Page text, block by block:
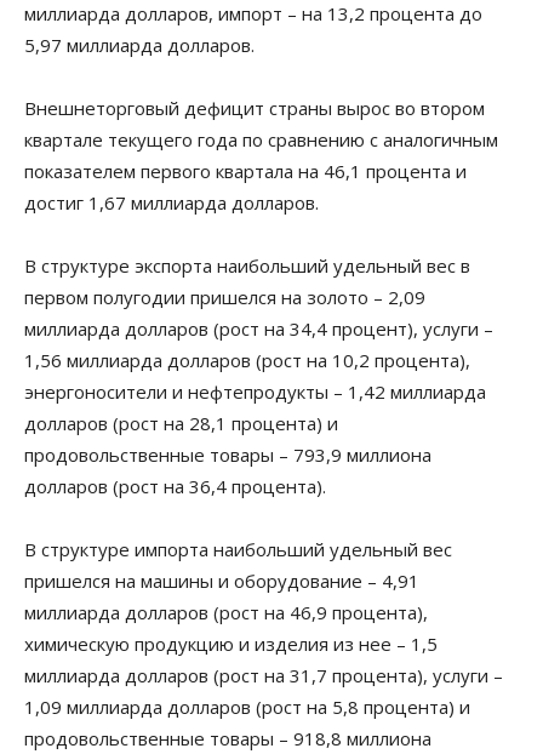
миллиарда долларов, импорт – на 13,2 процента до
5,97 миллиарда долларов.
Внешнеторговый дефицит страны вырос во втором
квартале текущего года по сравнению с аналогичным
показателем первого квартала на 46,1 процента и
достиг 1,67 миллиарда долларов.
В структуре экспорта наибольший удельный вес в
первом полугодии пришелся на золото – 2,09
миллиарда долларов (рост на 34,4 процент), услуги –
1,56 миллиарда долларов (рост на 10,2 процента),
энергоносители и нефтепродукты – 1,42 миллиарда
долларов (рост на 28,1 процента) и
продовольственные товары – 793,9 миллиона
долларов (рост на 36,4 процента).
В структуре импорта наибольший удельный вес
пришелся на машины и оборудование – 4,91
миллиарда долларов (рост на 46,9 процента),
химическую продукцию и изделия из нее – 1,5
миллиарда долларов (рост на 31,7 процента), услуги –
1,09 миллиарда долларов (рост на 5,8 процента) и
продовольственные товары – 918,8 миллиона